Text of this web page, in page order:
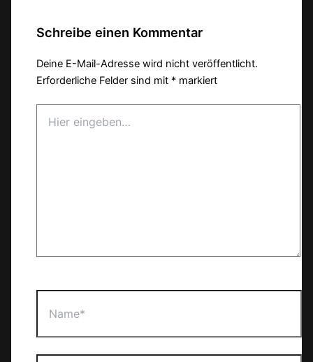
Schreibe einen Kommentar
Deine E-Mail-Adresse wird nicht veröffentlicht.
Erforderliche Felder sind mit * markiert
eingeben…